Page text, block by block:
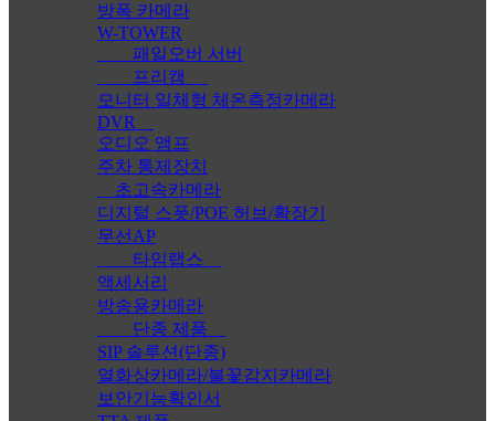
방폭 카메라
W-TOWER
패일오버 서버
프리캠
모니터 일체형 체온측정카메라
DVR
오디오 앰프
주차 통제장치
초고속카메라
디지털 스폿/POE 허브/확장기
무선AP
타임랩스
액세서리
방송용카메라
단종 제품
SIP 솔루션(단종)
열화상카메라/불꽃감지카메라
보안기능확인서